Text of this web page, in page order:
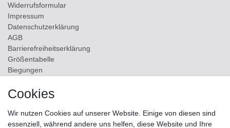
Widerrufs­formular
Impressum
Daten­schutz­erklärung
AGB
Barrierefreiheitserklärung
Größentabelle
Biegungen
Kontakt
ZAHLUNGSMÖGLICHKEITEN
Cookies
Wir nutzen Cookies auf unserer Website. Einige von diesen sind
essenziell, während andere uns helfen, diese Website und Ihre